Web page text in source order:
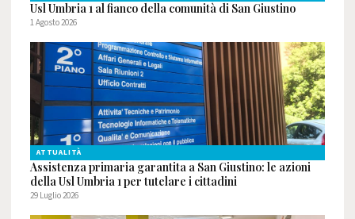
Usl Umbria 1 al fianco della comunità di San Giustino
1 Agosto 2026
ATTUALITÀ
Assistenza primaria garantita a San Giustino: le azioni
della Usl Umbria 1 per tutelare i cittadini
29 Luglio 2026